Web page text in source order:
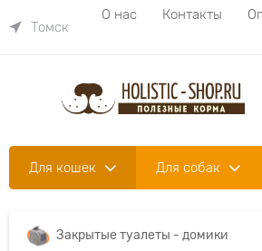
Томск
О нас Контакты
Для кошек Для собак
Закрытые туалеты - домики